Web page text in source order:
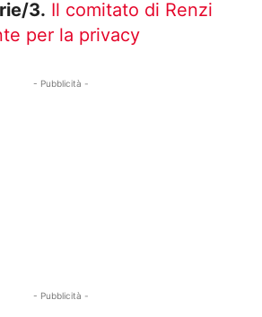
3. Il comitato di Renzi
per la privacy
- Pubblicità -
- Pubblicità -